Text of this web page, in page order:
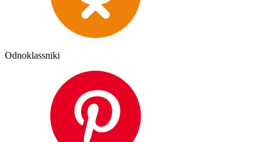
Odnoklassniki